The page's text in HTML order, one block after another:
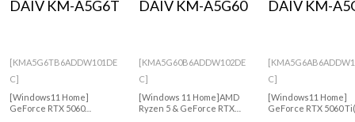
DAIV KM-A5G6T
[KMA5G6TB6ADDW101DE
C]
[Windows11 Home]
GeForce RTX 5060
DAIV KM-A5G60
[KMA5G60B6ADDW102DE
C]
[Windows 11 Home]AMD
Ryzen 5 & GeForce RTX
DAIV KM-
C]
[Windows11 Home]
GeForce RTX 5060